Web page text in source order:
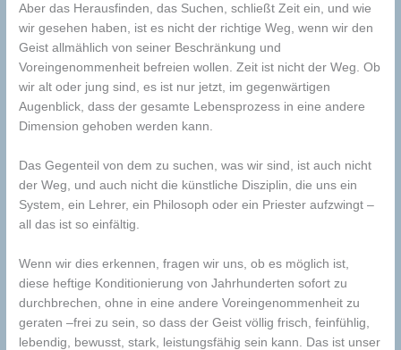
Aber das Herausfinden, das Suchen, schließt Zeit ein, und wie
wir gesehen haben, ist es nicht der richtige Weg, wenn wir den
Geist allmählich von seiner Beschränkung und
Voreingenommenheit befreien wollen. Zeit ist nicht der Weg. Ob
wir alt oder jung sind, es ist nur jetzt, im gegenwärtigen
Augenblick, dass der gesamte Lebensprozess in eine andere
Dimension gehoben werden kann.
Das Gegenteil von dem zu suchen, was wir sind, ist auch nicht
der Weg, und auch nicht die künstliche Disziplin, die uns ein
System, ein Lehrer, ein Philosoph oder ein Priester aufzwingt –
all das ist so einfältig.
Wenn wir dies erkennen, fragen wir uns, ob es möglich ist,
diese heftige Konditionierung von Jahrhunderten sofort zu
durchbrechen, ohne in eine andere Voreingenommenheit zu
geraten –frei zu sein, so dass der Geist völlig frisch, feinfühlig,
lebendig, bewusst, stark, leistungsfähig sein kann. Das ist unser